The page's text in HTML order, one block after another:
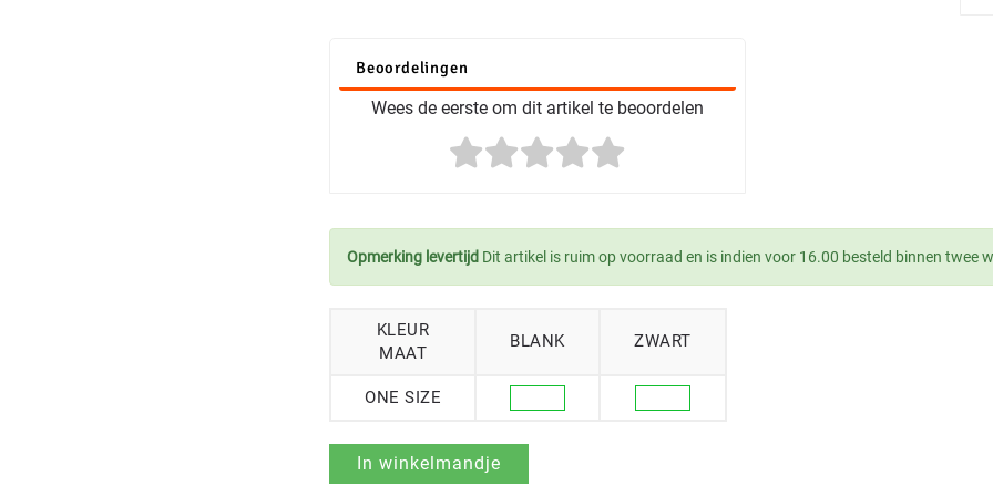
Beoordelingen
Wees de eerste om dit artikel te beoordelen
Opmerking levertijd Dit artikel is ruim op voorraad en is indien voor 16.00 besteld binnen twee
KLEUR
MAAT
BLANK ZWART
ONE SIZE